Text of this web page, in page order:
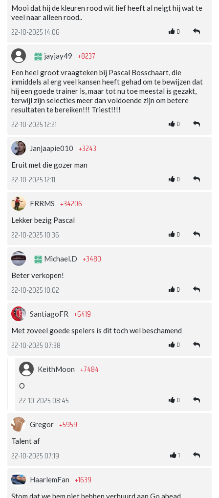
Mooi dat hij de kleuren rood wit lief heeft al neigt hij wat te
veel naar alleen rood..
22-10-2025 14:06 0
jayjay49 +8237
Een heel groot vraagteken bij Pascal Bosschaart, die
inmiddels al erg veel kansen heeft gehad om te bewijzen dat
hij een goede trainer is, maar tot nu toe meestal is gezakt,
terwijl zijn selecties meer dan voldoende zijn om betere
resultaten te bereiken!!! Triest!!!!
22-10-2025 12:21 0
Janjaapie010 +3243
Eruit met die gozer man
22-10-2025 12:11 0
FRRMS +34206
Lekker bezig Pascal
22-10-2025 10:36 0
Michael.D +3480
Beter verkopen!
22-10-2025 10:02 0
SantiagoFR +6419
Met zoveel goede spelers is dit toch wel beschamend
22-10-2025 07:38 0
KeithMoon +7484
O
22-10-2025 08:45 0
Gregor +5959
Talent af
22-10-2025 07:19 1
HaarlemFan +1639
Stom dat we hem niet hebben verhuurd aan Go ahead